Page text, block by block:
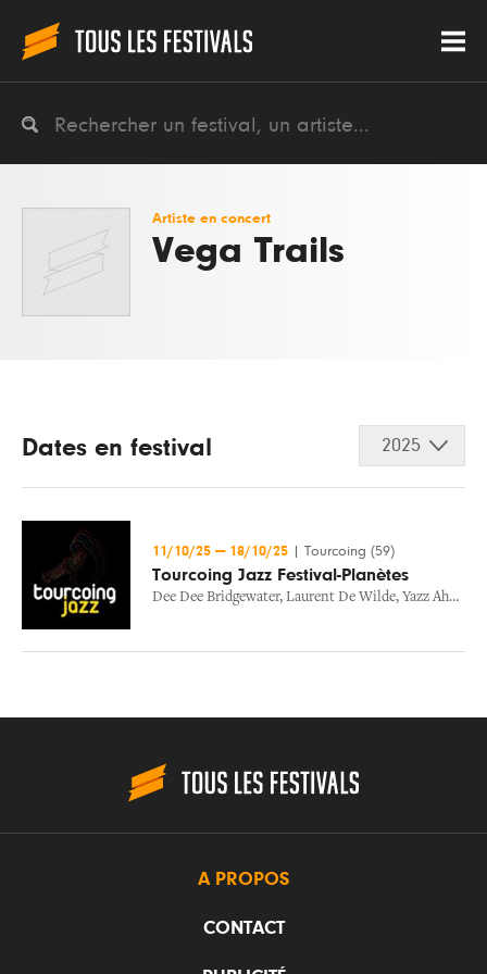
Artiste en concert
Vega Trails
Dates en festival 2025
11/10/25 — 18/10/25 Tourcoing (59)
Tourcoing Jazz Festival-Planètes
Dee Dee Bridgewater, Laurent De Wilde, Yazz Ahmed
A PROPOS
CONTACT